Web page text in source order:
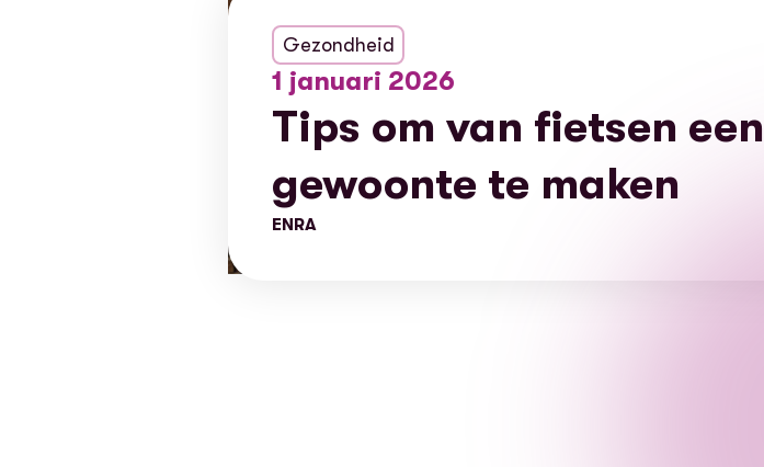
Tips om van fietsen een
gewoonte te maken
Gezondheid
1 januari 2026
ENRA